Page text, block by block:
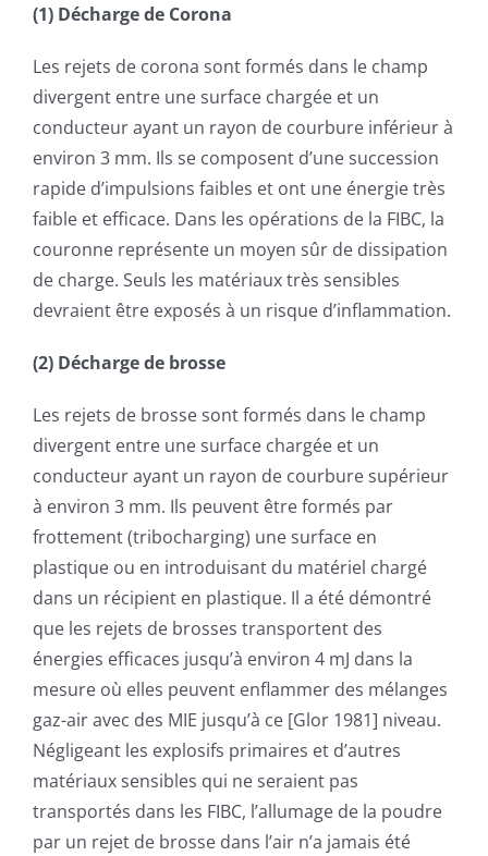
(1) Décharge de Corona
Les rejets de corona sont formés dans le champ
divergent entre une surface chargée et un
conducteur ayant un rayon de courbure inférieur à
environ 3 mm. Ils se composent d’une succession
rapide d’impulsions faibles et ont une énergie très
faible et efficace. Dans les opérations de la FIBC, la
couronne représente un moyen sûr de dissipation
de charge. Seuls les matériaux très sensibles
devraient être exposés à un risque d’inflammation.
(2) Décharge de brosse
Les rejets de brosse sont formés dans le champ
divergent entre une surface chargée et un
conducteur ayant un rayon de courbure supérieur
à environ 3 mm. Ils peuvent être formés par
frottement (tribocharging) une surface en
plastique ou en introduisant du matériel chargé
dans un récipient en plastique. Il a été démontré
que les rejets de brosses transportent des
énergies efficaces jusqu’à environ 4 mJ dans la
mesure où elles peuvent enflammer des mélanges
gaz-air avec des MIE jusqu’à ce [Glor 1981] niveau.
Négligeant les explosifs primaires et d’autres
matériaux sensibles qui ne seraient pas
transportés dans les FIBC, l’allumage de la poudre
par un rejet de brosse dans l’air n’a jamais été